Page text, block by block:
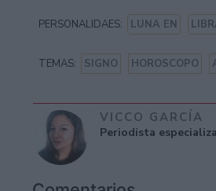
PERSONALIDAES: LUNA EN
TEMAS: SIGNO HOROSCOPO
VICCO GARCÍA
Periodista